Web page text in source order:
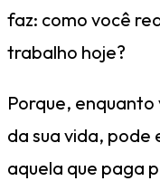
faz: como você
trabalho hoje?
Porque,
da sua vida,
aquela que paga